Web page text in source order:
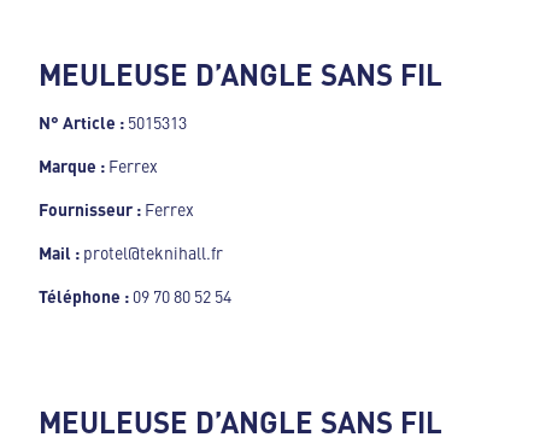
MEULEUSE D’ANGLE SANS FIL
N° Article : 5015313
Marque : Ferrex
Fournisseur : Ferrex
Mail : protel@teknihall.fr
Téléphone : 09 70 80 52 54
MEULEUSE D’ANGLE SANS FIL